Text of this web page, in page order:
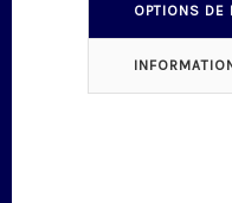
OPTIONS DE